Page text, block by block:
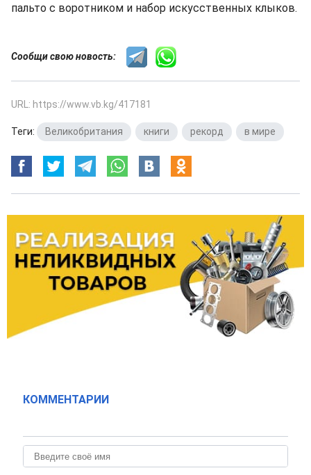
пальто с воротником и набор искусственных клыков.
Сообщи свою новость:
URL: https://www.vb.kg/417181
Теги: Великобритания книги рекорд в мире
КОММЕНТАРИИ